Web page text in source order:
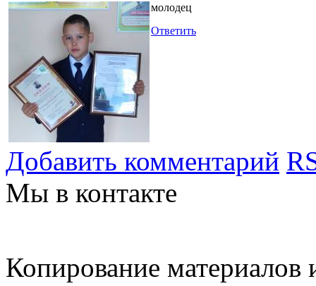
молодец
Ответить
Добавить комментарий
Мы в контакте
Копирование материалов